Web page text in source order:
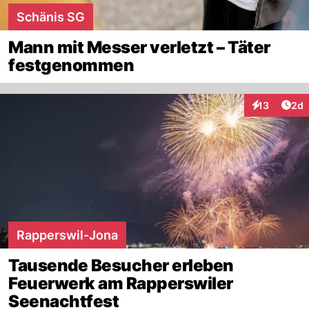
Schänis SG
Mann mit Messer verletzt – Täter
festgenommen
13
Interaktionen
2d
Rapperswil-Jona
Tausende Besucher erleben
Feuerwerk am Rapperswiler
Seenachtfest